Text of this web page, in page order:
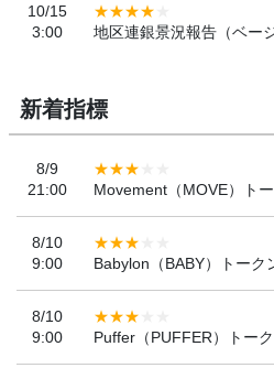
10/15
3:00
地区連銀景況報告（ベー
新着指標
8/9
21:00
Movement（MOVE）ト
8/10
9:00
Babylon（BABY）トーク
8/10
9:00
Puffer（PUFFER）トー